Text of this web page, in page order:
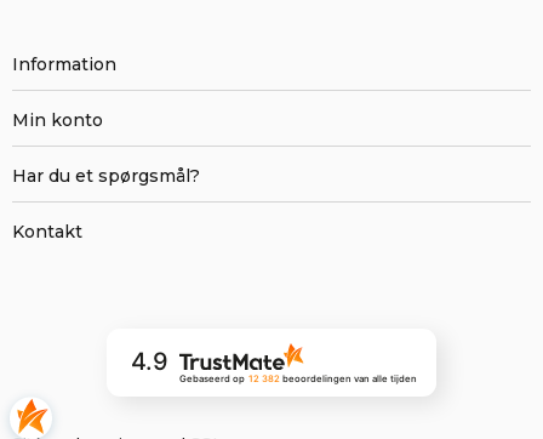
Information
Min konto
Har du et spørgsmål?
Kontakt
4.9
Gebaseerd op 12 382 beoordelingenvan alle tijden